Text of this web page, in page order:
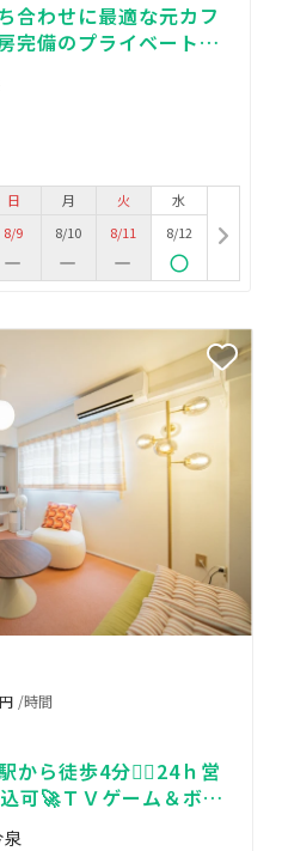
合わせに最適な元カフ
完備のプライベートス
日
8/9
月
8/10
火
8/11
水
8/12
円 /時間
から徒歩4分🚶‍♀️24ｈ営
可🚀ＴＶゲーム＆ボー